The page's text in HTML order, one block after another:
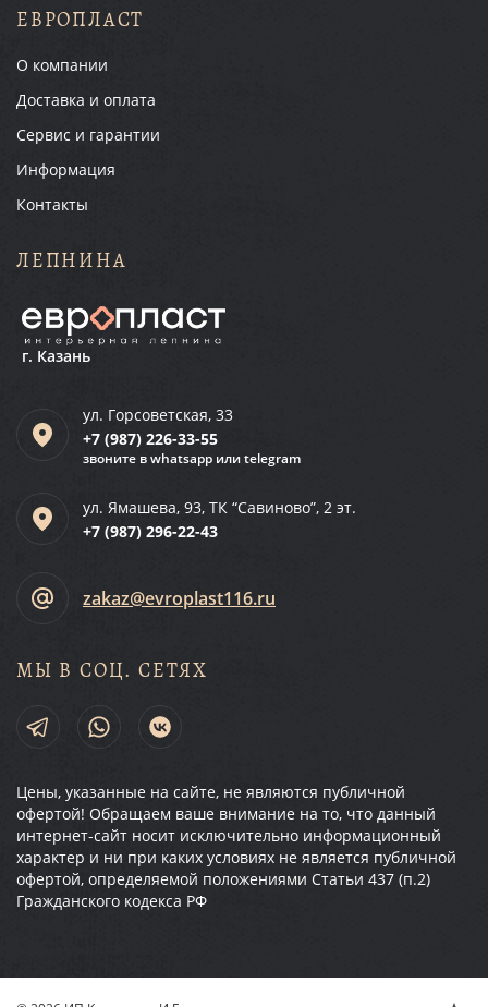
ЕВРОПЛАСТ
О компании
Доставка и оплата
Сервис и гарантии
Информация
Контакты
ЛЕПНИНА
г. Казань
ул. Горсоветская, 33
+7 (987) 226-33-55
звоните в whatsapp или telegram
ул. Ямашева, 93, ТК “Савиново”, 2 эт.
+7 (987) 296-22-43
zakaz@evroplast116.ru
МЫ В СОЦ. СЕТЯХ
Цены, указанные на сайте, не являются публичной
офертой! Обращаем ваше внимание на то, что данный
интернет-сайт носит исключительно информационный
характер и ни при каких условиях не является публичной
офертой, определяемой положениями Статьи 437 (п.2)
Гражданского кодекса РФ